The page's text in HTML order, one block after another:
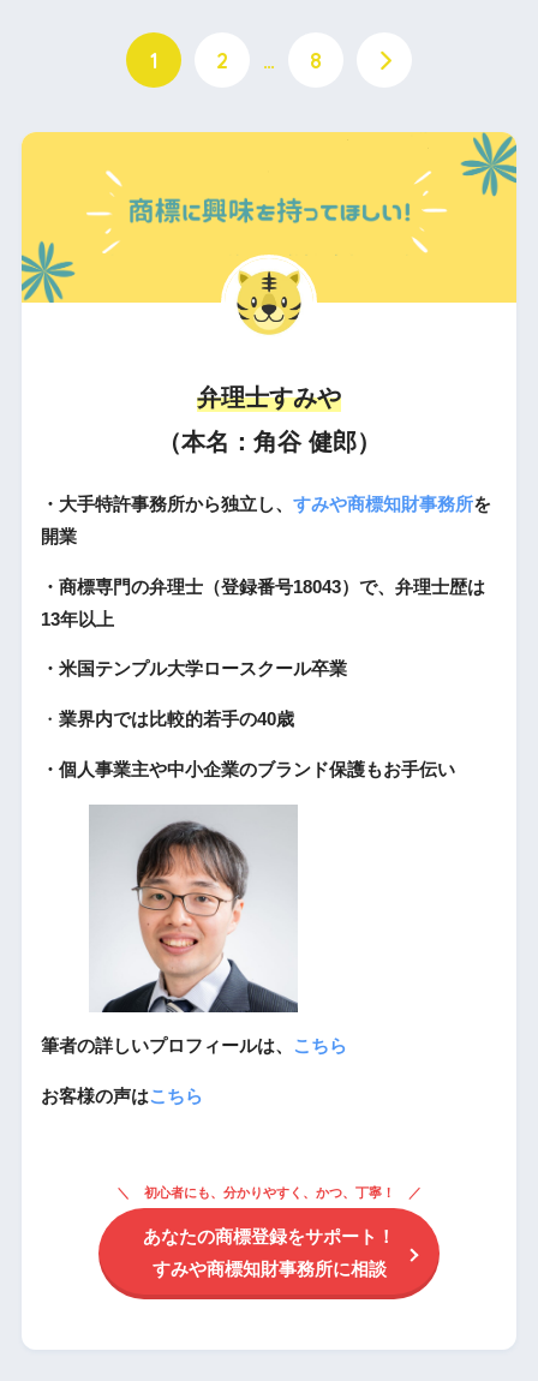
1 2 … 8
弁理士すみや
（本名：角谷 健郎）
・大手特許事務所から独立し、 すみや商標知財事務所を
開業
・商標専門の弁理士（登録番号18043）で、弁理士歴は
13年以上
・米国テンプル大学ロースクール卒業
・ 業界内では比較的若手の40歳
・個人事業主や中小企業のブランド保護もお手伝い
筆者の詳しいプロフィールは、 こちら
お客様の声はこちら
初心者にも、分かりやすく、かつ、丁寧！
あなたの商標登録をサポート！
すみや商標知財事務所に相談